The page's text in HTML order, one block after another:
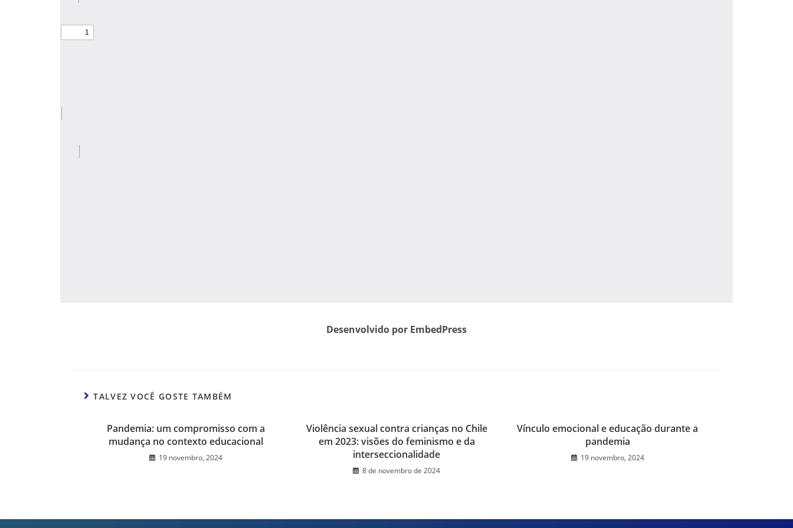
Desenvolvido por EmbedPress
TALVEZ VOCÊ GOSTE TAMBÉM
Pandemia: um compromisso com a
mudança no contexto educacional
19 novembro, 2024
Violência sexual contra crianças no Chile
em 2023: visões do feminismo e da
interseccionalidade
8 de novembro de 2024
Vínculo emocional e educação durante a
pandemia
19 novembro, 2024